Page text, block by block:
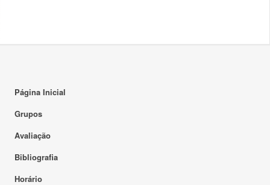
Página Inicial
Grupos
Avaliação
Bibliografia
Horário